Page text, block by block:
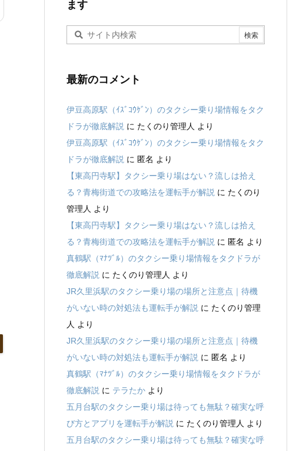
ます
最新のコメント
伊豆高原駅（ｲｽﾞｺｳｹﾞﾝ）のタクシー乗り場情報をタク
ドラが徹底解説 に たくのり管理人 より
伊豆高原駅（ｲｽﾞｺｳｹﾞﾝ）のタクシー乗り場情報をタク
ドラが徹底解説 に 匿名 より
【東高円寺駅】タクシー乗り場はない？流しは拾え
る？青梅街道での攻略法を運転手が解説 に たくのり
管理人 より
【東高円寺駅】タクシー乗り場はない？流しは拾え
る？青梅街道での攻略法を運転手が解説 に 匿名 より
真鶴駅（ﾏﾅﾂﾞﾙ）のタクシー乗り場情報をタクドラが
徹底解説 に たくのり管理人 より
JR久里浜駅のタクシー乗り場の場所と注意点｜待機
がいない時の対処法も運転手が解説 に たくのり管理
人 より
JR久里浜駅のタクシー乗り場の場所と注意点｜待機
がいない時の対処法も運転手が解説 に 匿名 より
真鶴駅（ﾏﾅﾂﾞﾙ）のタクシー乗り場情報をタクドラが
徹底解説 に テラたか より
五月台駅のタクシー乗り場は待っても無駄？確実な呼
び方とアプリを運転手が解説 に たくのり管理人 より
五月台駅のタクシー乗り場は待っても無駄？確実な呼